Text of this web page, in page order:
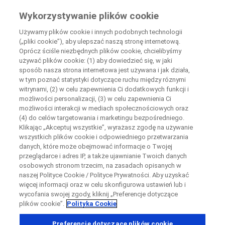
Wiedza Pacjenta
by Roche
Disease Area Overview
Nowotwór
Gastric Cancer
Gastric
Cancer
Zamknij
Formularz kontaktowy
Kraj
Polska, selected
Zamknij
Skontaktuj się bezpośrednio z ośrodkiem badawczym
Dane osoboweImię
Nazwisko
Zamknij
Directly contact the sponsor for questions
Zamknij
Request a call back
Nazwisko
Wykorzystywanie plików cookie
Używamy plików cookie i innych podobnych technologii
(„pliki cookie”), aby ulepszać naszą stronę internetową.
Oprócz ściśle niezbędnych plików cookie, chcielibyśmy
używać plików cookie: (1) aby dowiedzieć się, w jaki
sposób nasza strona internetowa jest używana i jak działa,
w tym poznać statystyki dotyczące ruchu między róznymi
witrynami, (2) w celu zapewnienia Ci dodatkowych funkcji i
możliwości personalizacji, (3) w celu zapewnienia Ci
możliwości interakcji w mediach społecznościowych oraz
(4) do celów targetowania i marketingu bezpośredniego.
Klikając „Akceptuj wszystkie”, wyrażasz zgodę na używanie
wszystkich plików cookie i odpowiedniego przetwarzania
danych, które może obejmować informacje o Twojej
przeglądarce i adres IP, a także ujawnianie Twoich danych
osobowych stronom trzecim, na zasadach opisanych w
naszej Polityce Cookie / Polityce Prywatności. Aby uzyskać
więcej informacji oraz w celu skonfigurowa ustawień lub i
wycofania swojej zgody, kliknij „Preferencje dotyczące
plików cookie”. Polityka Cookie